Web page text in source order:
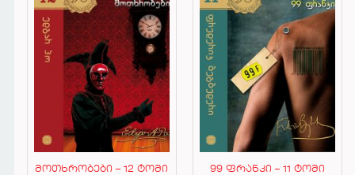
მოთხრობები – 12 ტომი 99 ფრანკი – 11 ტომი